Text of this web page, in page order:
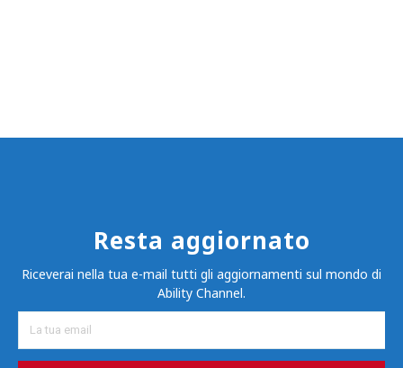
Resta aggiornato
Riceverai nella tua e-mail tutti gli aggiornamenti sul mondo di
Ability Channel.